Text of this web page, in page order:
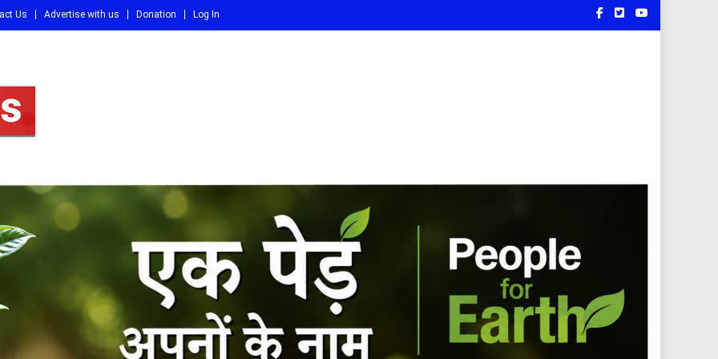
Us Advertise with us Donation Log In